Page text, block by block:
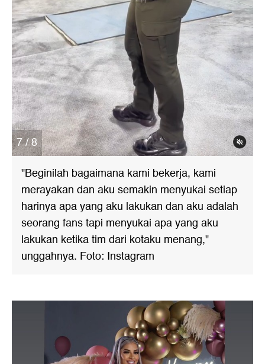
7 / 8
"Beginilah bagaimana kami bekerja, kami
merayakan dan aku semakin menyukai setiap
harinya apa yang aku lakukan dan aku adalah
seorang fans tapi menyukai apa yang aku
lakukan ketika tim dari kotaku menang,"
unggahnya. Foto: Instagram